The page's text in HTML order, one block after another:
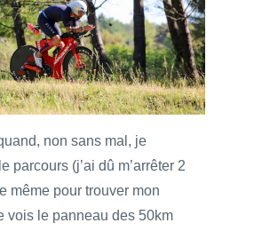
non sans mal, je
parcours (j’ai dû m’arrêter 2
même pour trouver mon
vois le panneau des 50km